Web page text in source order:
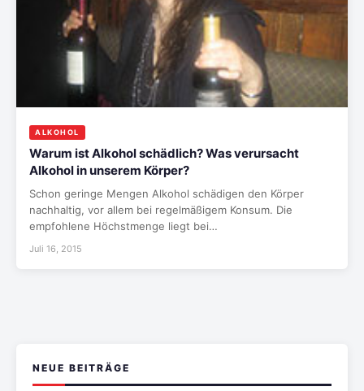
ALKOHOL
Warum ist Alkohol schädlich? Was verursacht
Alkohol in unserem Körper?
Schon geringe Mengen Alkohol schädigen den Körper
nachhaltig, vor allem bei regelmäßigem Konsum. Die
empfohlene Höchstmenge liegt bei…
Juli 16, 2015
NEUE BEITRÄGE